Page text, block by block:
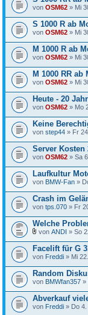
von OSM62 » Mi
S 1000 R ab
von OSM62 » Mi
M 1000 R ab
von OSM62 » Mi
M 1000 RR ab
von OSM62 » Mi
Heute - 20
von OSM62 » Mo
Keine
von step44 » Fr
Server Kosten
von OSM62 » Sa
Laufkultur
von BMW-Fan »
Crash im
von tps.070 » Fr
Welche
a
t
e
i
a
n
a
n
g
von ANDI » So
Facelift für G
von Freddi » Mi
Random
von BMWfan357 »
Abverkauf
von Freddi » Do